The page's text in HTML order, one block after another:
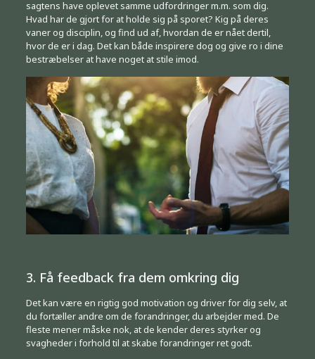
sagtens have oplevet samme udfordringer m.m. som dig.
Hvad har de gjort for at holde sig på sporet? Kig på deres
vaner og disciplin, og find ud af, hvordan de er nået dertil,
hvor de er i dag. Det kan både inspirere dog og give ro i dine
bestræbelser at have noget at stile imod.
3. Få feedback fra dem omkring dig
Det kan være en rigtig god motivation og driver for dig selv, at
du fortæller andre om de forandringer, du arbejder med. De
fleste mener måske nok, at de kender deres styrker og
svagheder i forhold til at skabe forandringer ret godt.